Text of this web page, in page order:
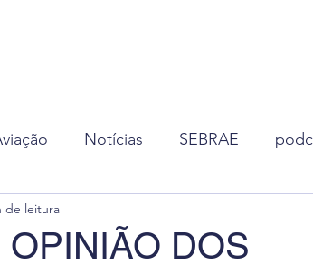
Notícias SEBRAE
Assembleias
DOS
de leitura